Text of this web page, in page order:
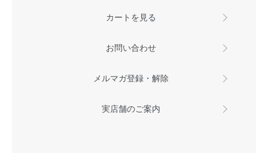
カートを見る
お問い合わせ
メルマガ登録・解除
実店舗のご案内